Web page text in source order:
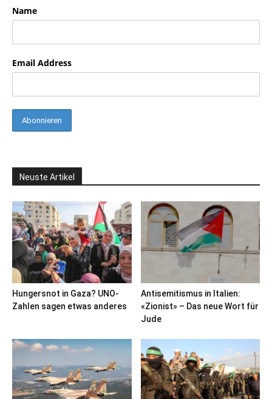
Name
Email Address
Neuste Artikel
Hungersnot in Gaza? UNO-
Zahlen sagen etwas anderes
Antisemitismus in Italien:
«Zionist» – Das neue Wort für
Jude